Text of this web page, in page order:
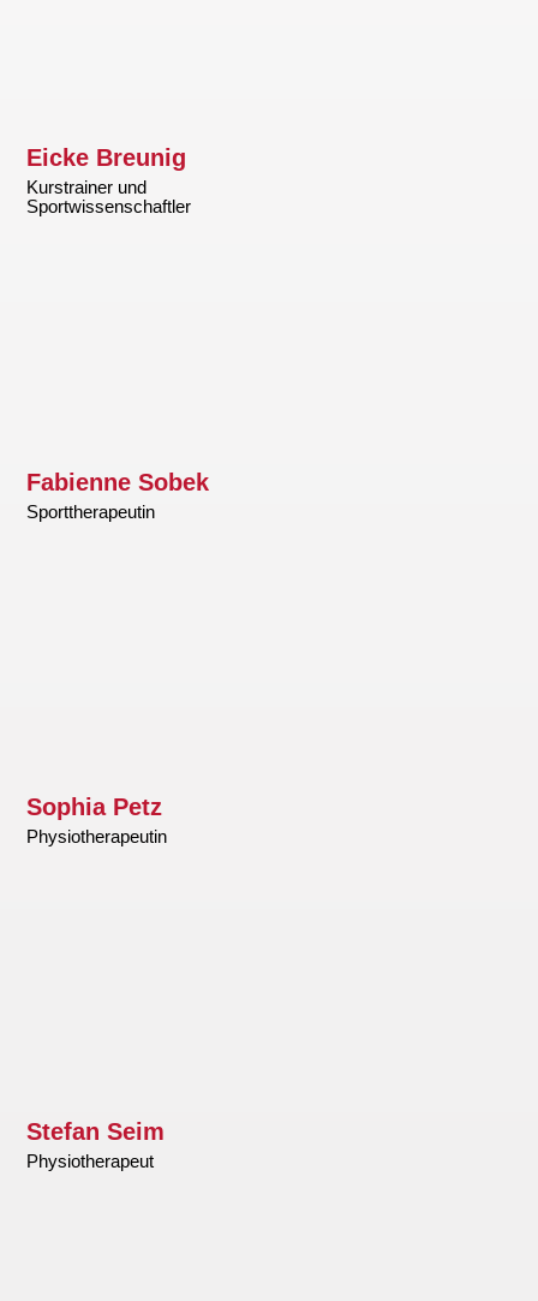
Eicke Breunig
Kurstrainer und
Sportwissenschaftler
Fabienne Sobek
Sporttherapeutin
Sophia Petz
Physiotherapeutin
Stefan Seim
Physiotherapeut